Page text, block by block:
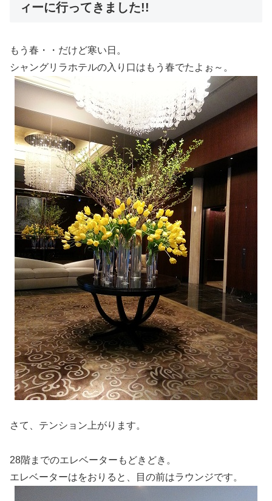
ィーに行ってきました!!
もう春・・だけど寒い日。
シャングリラホテルの入り口はもう春でたよぉ～。
さて、テンション上がります。
28階までのエレベーターもどきどき。
エレベーターはをおりると、目の前はラウンジです。